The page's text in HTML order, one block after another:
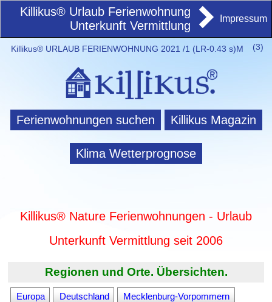
Killikus® Urlaub Ferienwohnung
Unterkunft Vermittlung
Impressum
(3)
Killikus® URLAUB FERIENWOHNUNG 2021 /1 (LR-0.43 s)M
Ferienwohnungen suchen Killikus Magazin
Klima Wetterprognose
Killikus® Nature Ferienwohnungen - Urlaub
Unterkunft Vermittlung seit 2006
Regionen und Orte. Übersichten.
Europa Deutschland Mecklenburg-Vorpommern